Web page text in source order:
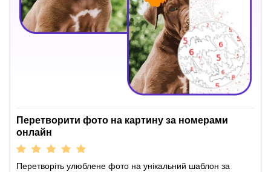
Перетворити фото на картину за номерами
онлайн
Перетворіть улюблене фото на унікальний шаблон за